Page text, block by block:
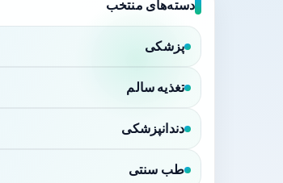
دسته‌های منتخب
پزشکی
تغذیه سالم
دندانپزشکی
طب سنتی